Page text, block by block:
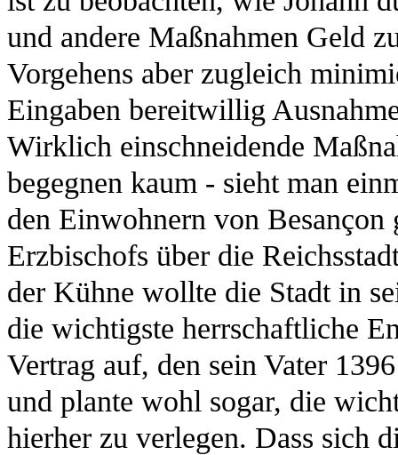
und andere Maßnahmen Geld
Vorgehens aber zugleich
Eingaben bereitwillig
Wirklich einschneidende
begegnen kaum - sieht man
den Einwohnern von
Erzbischofs über die
der Kühne wollte die Stadt in
die wichtigste herrschaftliche
Vertrag auf, den sein Vater
und plante wohl sogar, die
hierher zu verlegen. Dass sich